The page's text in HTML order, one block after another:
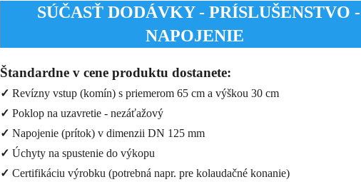
SÚČASŤ DODÁVKY - PRÍSLUŠENSTVO -
NAPOJENIE
Štandardne v cene produktu dostanete:
✓ Revízny vstup (komín) s priemerom 65 cm a výškou 30 cm
✓ Poklop na uzavretie - nezáťažový
✓ Napojenie (prítok) v dimenzii DN 125 mm
✓ Úchyty na spustenie do výkopu
✓ Certifikáciu výrobku (potrebná napr. pre kolaudačné konanie)